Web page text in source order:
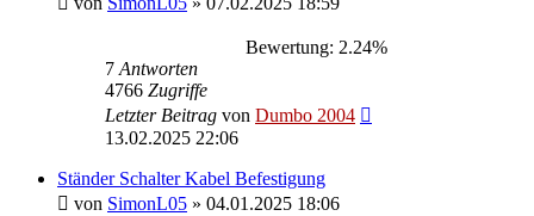
Bewertung: 2.24%
7 Antworten
4766 Zugriffe
Letzter Beitrag von Dumbo 2004
13.02.2025 22:06
Ständer Schalter Kabel Befestigung
von SimonL05 » 04.01.2025 18:06